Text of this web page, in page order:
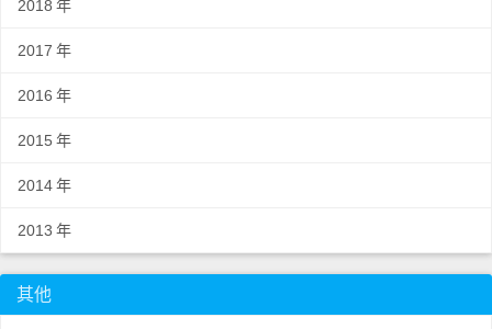
2018 年
2017 年
2016 年
2015 年
2014年
2013 年
其他